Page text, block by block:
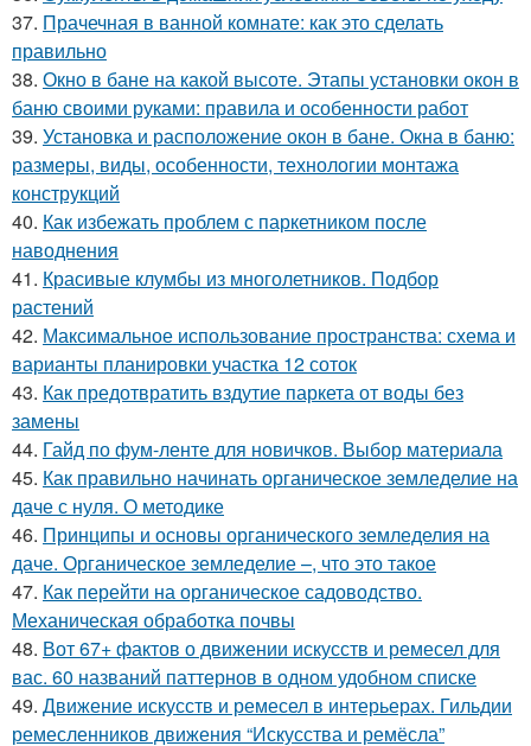
37. Прачечная в ванной комнате: как это сделать
правильно
38. Окно в бане на какой высоте. Этапы установки окон в
баню своими руками: правила и особенности работ
39. Установка и расположение окон в бане. Окна в баню:
размеры, виды, особенности, технологии монтажа
конструкций
40. Как избежать проблем с паркетником после
наводнения
41. Красивые клумбы из многолетников. Подбор
растений
42. Максимальное использование пространства: схема и
варианты планировки участка 12 соток
43. Как предотвратить вздутие паркета от воды без
замены
44. Гайд по фум-ленте для новичков. Выбор материала
45. Как правильно начинать органическое земледелие на
даче с нуля. О методике
46. Принципы и основы органического земледелия на
даче. Органическое земледелие –, что это такое
47. Как перейти на органическое садоводство.
Механическая обработка почвы
48. Вот 67+ фактов о движении искусств и ремесел для
вас. 60 названий паттернов в одном удобном списке
49. Движение искусств и ремесел в интерьерах. Гильдии
ремесленников движения “Искусства и ремёсла”